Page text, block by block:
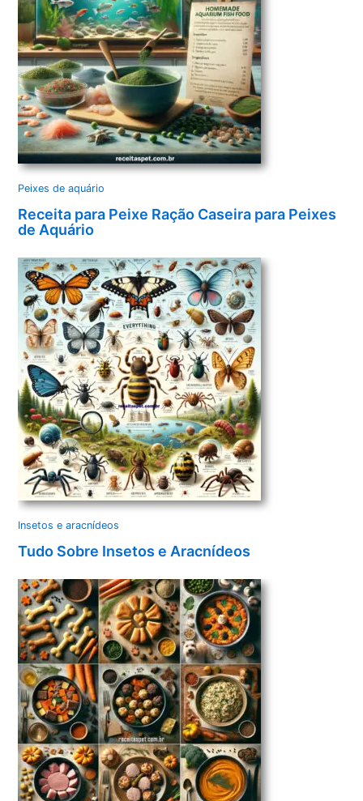
Peixes de aquário
Receita para Peixe Ração Caseira para Peixes
de Aquário
Insetos e aracnídeos
Tudo Sobre Insetos e Aracnídeos